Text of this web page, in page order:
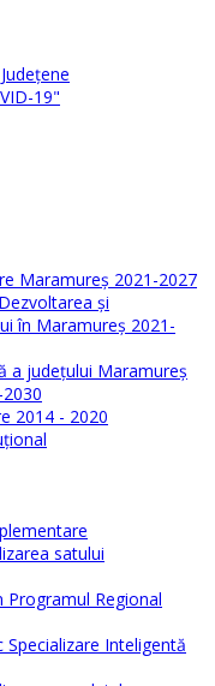
19"
Maramureș 2021-2027
și
în Maramureș 2021-
a județului Maramureș
2014 - 2020
satului
Regional
Specializare Inteligentă